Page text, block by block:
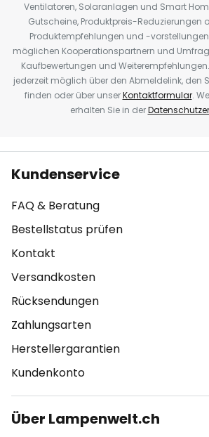
Ventilatoren, Solaranlagen und Smart
Gutscheine, Produktpreis-Reduzierungen
Produktempfehlungen und -
möglichen Kooperationspartnern und
Kaufbewertungen und
jederzeit möglich über den Abmeldelink, den
finden oder über unserKontaktformular.
erhalten Sie in der
Kundenservice
FAQ & Beratung
Bestellstatus prüfen
Kontakt
Versandkosten
Rücksendungen
Zahlungsarten
Herstellergarantien
Kundenkonto
Über Lampenwelt.ch